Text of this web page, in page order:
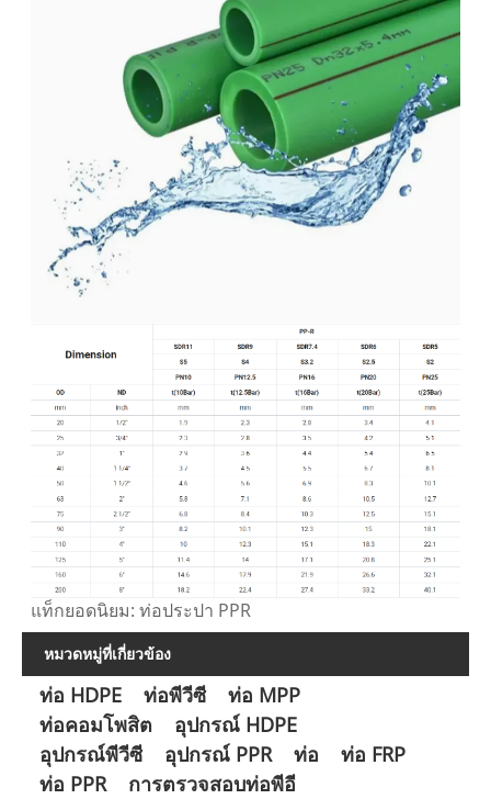
แท็กยอดนิยม: ท่อประปา PPR
หมวดหมู่ที่เกี่ยวข้อง
ท่อ HDPE ท่อพีวีซี
ท่อ MPP
ท่อคอมโพสิต
อุปกรณ์ HDPE
อุปกรณ์พีวีซี
อุปกรณ์ PPR ท่อ
ท่อ FRP
ท่อ PPR
การตรวจสอบท่อพีอี